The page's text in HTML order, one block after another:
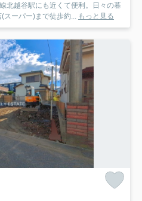
北越谷駅にも近くて便利。日々の暮
スーパー)まで徒歩約...
もっと見る